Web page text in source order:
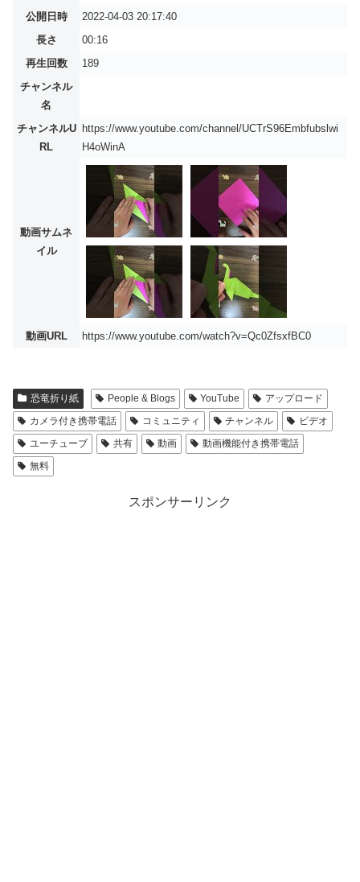
公開日時
2022-04-03 20:17:40
長さ
00:16
再生回数
189
チャンネル
名
チャンネルU
RL
https://www.youtube.com/channel/UCTrS96Embfubslwi
H4oWinA
動画サムネ
イル
動画URL https://www.youtube.com/watch?v=Qc0ZfsxfBC0
恐竜折り紙 People & Blogs YouTube
アップロード
カメラ付き携帯電話
コミュニティ チャンネル
ビデオ
ユーチューブ
共有 動画
動画機能付き携帯電話
無料
スポンサーリンク